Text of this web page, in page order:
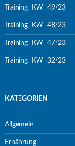
Training KW 49/23
Training KW 48/23
Training KW 47/23
Training KW 32/23
KATEGORIEN
Allgemein
Ernährung